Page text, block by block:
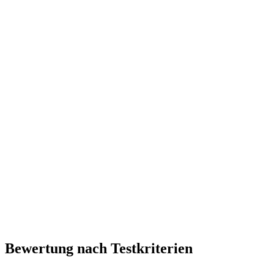
Bewertung nach Testkriterien